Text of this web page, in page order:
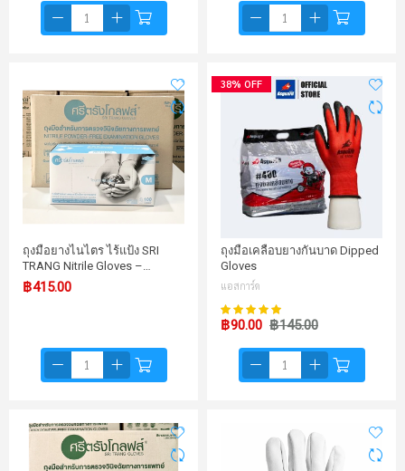
ถุงมือยางไนไตร ไร้แป้ง SRI
TRANG Nitrile Gloves –…
฿415.00
38% OFF
ถุงมือเคลือบยางกันบาด Dipped
Gloves
แอสการ์ด
คะแนน:
฿90.00 ฿145.00